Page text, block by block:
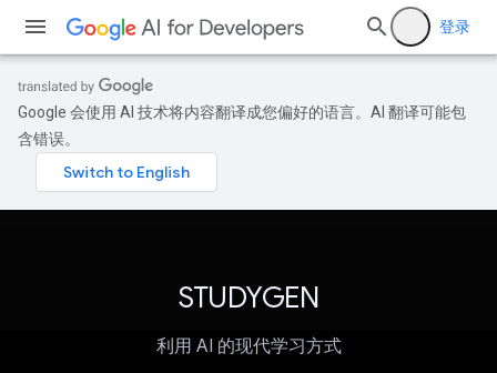
登录
Google 会使用 AI 技术将内容翻译成您偏好的语言。AI 翻译可能包
含错误。
STUDYGEN
利用 AI 的现代学习方式